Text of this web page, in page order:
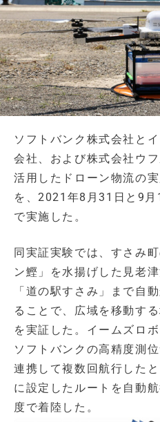
ソフトバンク株式会社と
会社、および株式会社ウ
活用したドローン物流の
を、2021年8月31日と9
で実施した。
同実証実験では、すさみ
ン鰹」を水揚げした見老
「道の駅すさみ」まで自
ることで、広域を移動す
を実証した。イームズロ
ソフトバンクの高精度測
連携して複数回航行した
に設定したルートを自動
度で着陸した。